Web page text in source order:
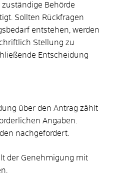
Behörde
Sollten Rückfragen
entstehen, werden
Stellung zu
Entscheidung
über den Antrag zählt
Angaben.
nachgefordert.
der Genehmigung mit